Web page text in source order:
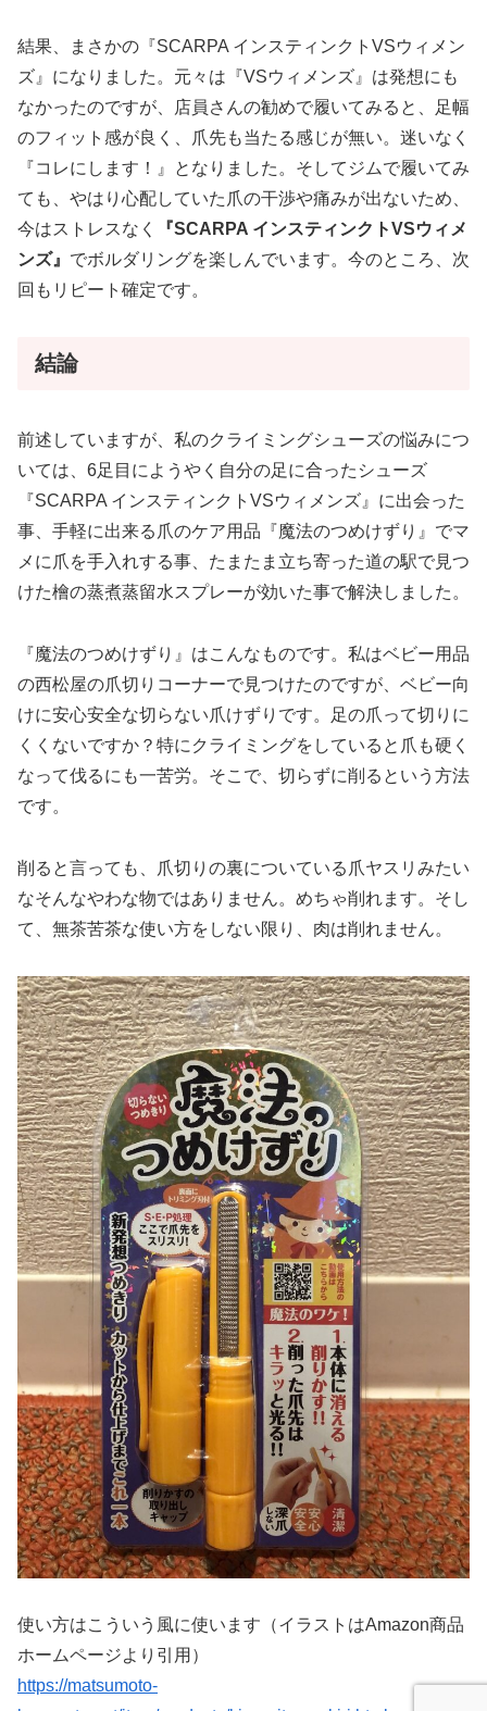
結果、まさかの『SCARPA インスティンクトVSウィメン
ズ』になりました。元々は『VSウィメンズ』は発想にも
なかったのですが、店員さんの勧めで履いてみると、足幅
のフィット感が良く、爪先も当たる感じが無い。迷いなく
『コレにします！』となりました。そしてジムで履いてみ
ても、やはり心配していた爪の干渉や痛みが出ないため、
今はストレスなく
『SCARPA インスティンクトVSウィメ
ンズ』 でボルダリングを楽しんでいます。今のところ、次
回もリピート確定です。
結論
前述していますが、私のクライミングシューズの悩みにつ
いては、6足目にようやく自分の足に合ったシューズ
『SCARPA インスティンクトVSウィメンズ』に出会った
事、手軽に出来る爪のケア用品『魔法のつめけずり』でマ
メに爪を手入れする事、たまたま立ち寄った道の駅で見つ
けた檜の蒸煮蒸留水スプレーが効いた事で解決しました。
『魔法のつめけずり』はこんなものです。私はベビー用品
の西松屋の爪切りコーナーで見つけたのですが、ベビー向
けに安心安全な切らない爪けずりです。足の爪って切りに
くくないですか？特にクライミングをしていると爪も硬く
なって伐るにも一苦労。そこで、切らずに削るという方法
です。
削ると言っても、爪切りの裏についている爪ヤスリみたい
なそんなやわな物ではありません。めちゃ削れます。そし
て、無茶苦茶な使い方をしない限り、肉は削れません。
使い方はこういう風に使います（イラストはAmazon商品
ホームページより引用）
https://matsumoto-